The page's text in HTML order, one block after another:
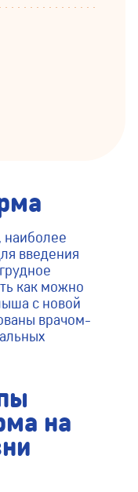
введения
как можно
с новой
врачом-
на